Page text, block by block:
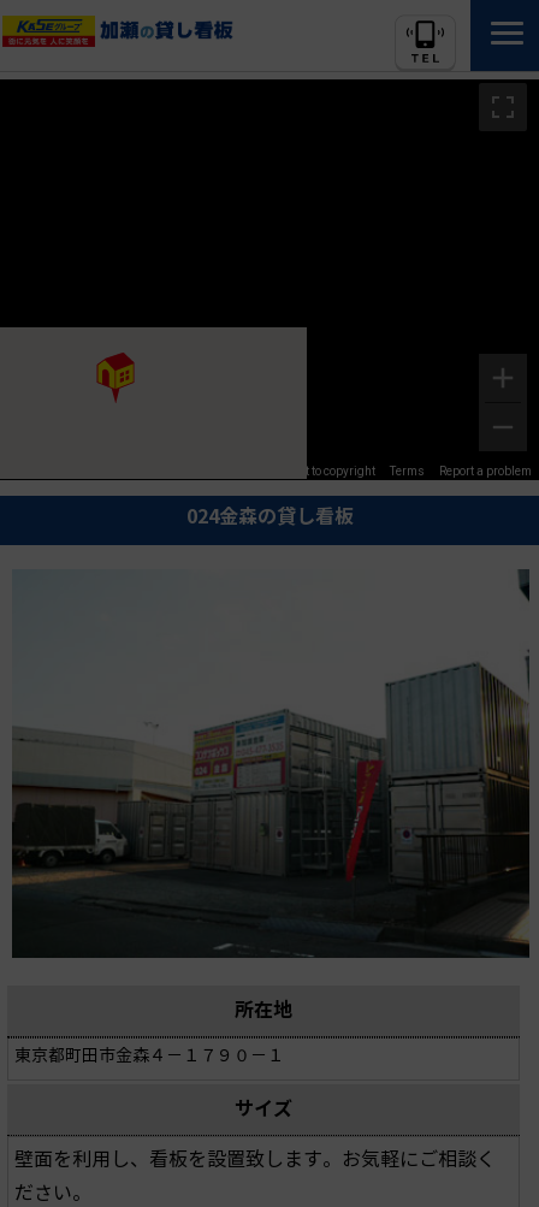
Image may be subject to copyright Terms Report a problem
024金森の貸し看板
所在地
東京都町田市金森４－１７９０－１
サイズ
壁面を利用し、看板を設置致します。お気軽にご相談く
ださい。